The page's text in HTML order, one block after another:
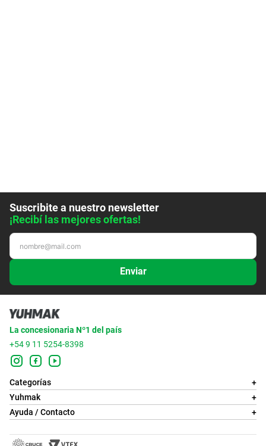
Suscribite a nuestro newsletter
¡Recibí las mejores ofertas!
Enviar
La concesionaria Nº1 del país
+54 9 11 5254-8398
Categorías
+
Yuhmak
+
Ayuda / Contacto
+